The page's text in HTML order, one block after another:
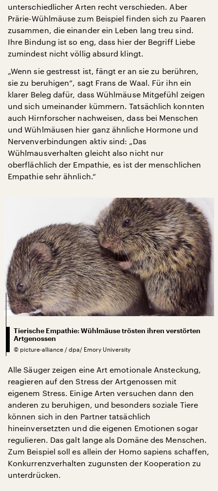
unterschiedlicher Arten recht verschieden. Aber
Prärie-Wühlmäuse zum Beispiel finden sich zu Paaren
zusammen, die einander ein Leben lang treu sind.
Ihre Bindung ist so eng, dass hier der Begriff Liebe
zumindest nicht völlig absurd klingt.
„Wenn sie gestresst ist, fängt er an sie zu berühren,
sie zu beruhigen“, sagt Frans de Waal. Für ihn ein
klarer Beleg dafür, dass Wühlmäuse Mitgefühl zeigen
und sich umeinander kümmern. Tatsächlich konnten
auch Hirnforscher nachweisen, dass bei Menschen
und Wühlmäusen hier ganz ähnliche Hormone und
Nervenverbindungen aktiv sind: „Das
Wühlmausverhalten gleicht also nicht nur
oberflächlich der Empathie, es ist der menschlichen
Empathie sehr ähnlich.“
Tierische Empathie: Wühlmäuse trösten ihren verstörten
Artgenossen
© picture-alliance / dpa/ Emory University
Alle Säuger zeigen eine Art emotionale Ansteckung,
reagieren auf den Stress der Artgenossen mit
eigenem Stress. Einige Arten versuchen dann den
anderen zu beruhigen, und besonders soziale Tiere
können sich in den Partner tatsächlich
hineinversetzten und die eigenen Emotionen sogar
regulieren. Das galt lange als Domäne des Menschen.
Zum Beispiel soll es allein der Homo sapiens schaffen,
Konkurrenzverhalten zugunsten der Kooperation zu
unterdrücken.